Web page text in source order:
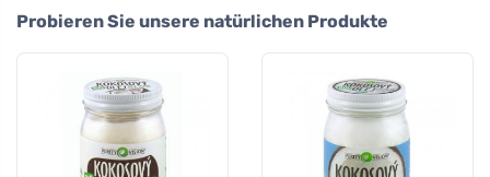
Probieren Sie unsere natürlichen Produkte